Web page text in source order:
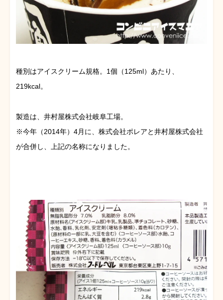
種別はアイスクリーム規格。1個（125ml）あたり、
219kcal。
製造は、井村屋株式会社岐阜工場。
※今年（2014年）4月に、株式会社ポレアと井村屋株式会社
が合併し、上記の名称になりました。